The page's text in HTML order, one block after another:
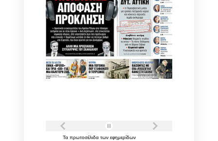
Τα πρωτοσέλιδα των εφημερίδων